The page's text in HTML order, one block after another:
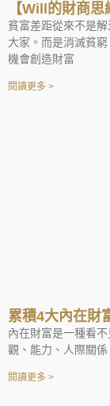
【Will的財商
貧富差距從來不是
大家。而是消滅貧
機會創造財富
閱讀更多 >
累積4大內在財
內在財富是一種看
觀、能力、人際關
閱讀更多 >